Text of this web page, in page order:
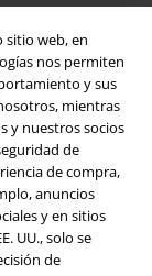
sitio web, en
nos permiten
y sus
mientras
y nuestros socios
de
de compra,
anuncios
y en sitios
UU., solo se
de